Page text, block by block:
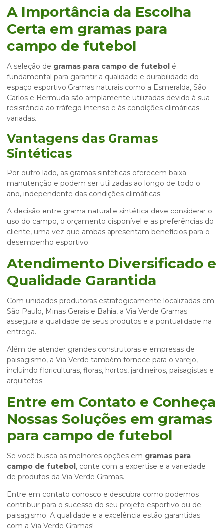
A Importância da Escolha
Certa em gramas para
campo de futebol
A seleção de gramas para campo de futebol é
fundamental para garantir a qualidade e durabilidade do
espaço esportivo.Gramas naturais como a Esmeralda, São
Carlos e Bermuda são amplamente utilizadas devido à sua
resistência ao tráfego intenso e às condições climáticas
variadas.
Vantagens das Gramas
Sintéticas
Por outro lado, as gramas sintéticas oferecem baixa
manutenção e podem ser utilizadas ao longo de todo o
ano, independente das condições climáticas.
A decisão entre grama natural e sintética deve considerar o
uso do campo, o orçamento disponível e as preferências do
cliente, uma vez que ambas apresentam benefícios para o
desempenho esportivo.
Atendimento Diversificado e
Qualidade Garantida
Com unidades produtoras estrategicamente localizadas em
São Paulo, Minas Gerais e Bahia, a Via Verde Gramas
assegura a qualidade de seus produtos e a pontualidade na
entrega.
Além de atender grandes construtoras e empresas de
paisagismo, a Via Verde também fornece para o varejo,
incluindo floriculturas, floras, hortos, jardineiros, paisagistas e
arquitetos.
Entre em Contato e Conheça
Nossas Soluções em gramas
para campo de futebol
Se você busca as melhores opções em gramas para
campo de futebol, conte com a expertise e a variedade
de produtos da Via Verde Gramas.
Entre em contato conosco e descubra como podemos
contribuir para o sucesso do seu projeto esportivo ou de
paisagismo. A qualidade e a excelência estão garantidas
com a Via Verde Gramas!